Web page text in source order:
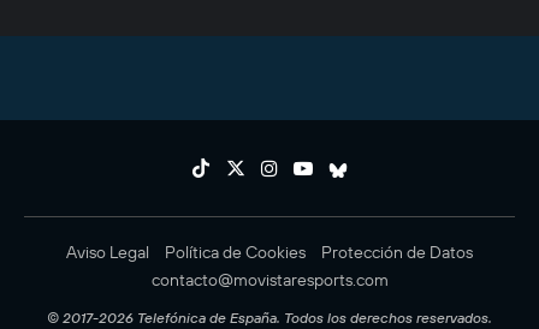
Aviso Legal Política de Cookies
Protección de Datos
contacto@movistaresports.com
© 2017-2026 Telefónica de España. Todos los derechos reservados.